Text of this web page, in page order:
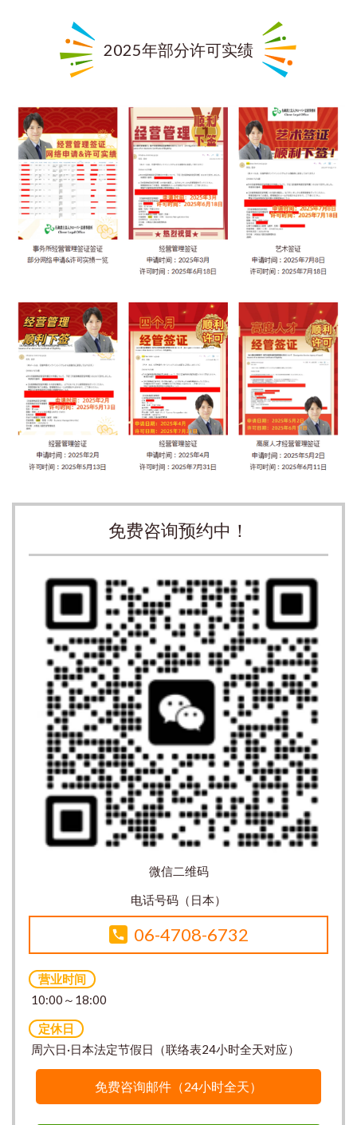
2025年部分许可实绩
免费咨询预约中！
微信二维码
电话号码（日本）
06-4708-6732
营业时间
10:00～18:00
定休日
周六日·日本法定节假日（联络表24小时全天对应）
免费咨询邮件（24小时全天）